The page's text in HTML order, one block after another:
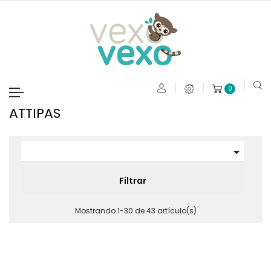
Navegación
de
palanca
0
ATTIPAS

Filtrar
Mostrando 1-30 de 43 artículo(s)